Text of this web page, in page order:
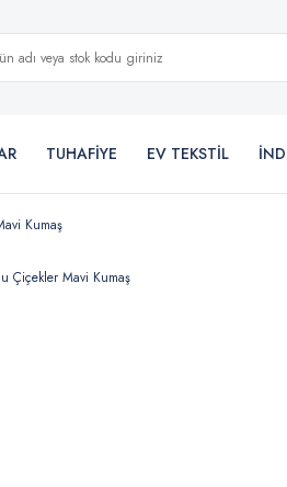
TUHAFİYE EV TEKSTİL
Kumaş